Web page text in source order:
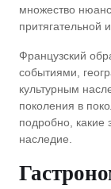
множество
притягательной
Французский
событиями,
культурным
поколения в
подробно, какие
наследие.